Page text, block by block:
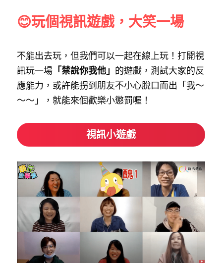
😊玩個視訊遊戲，大笑一場
不能出去玩，但我們可以一起在線上玩！打開視
訊玩一場 「禁說你我他」 的遊戲，測試大家的反
應能力，或許能拐到朋友不小心脫口而出「我～
～～」，就能來個歡樂小懲罰喔！
視訊小遊戲